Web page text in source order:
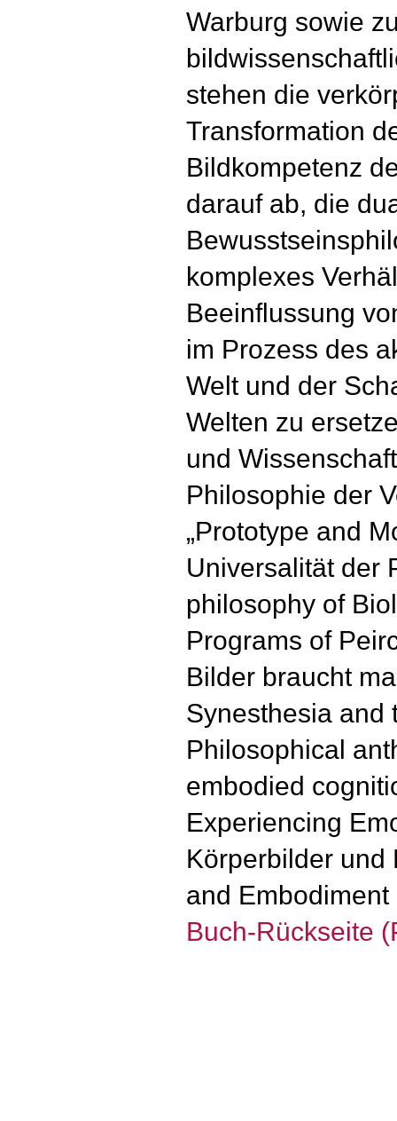
Warburg sowie
stehen die
Transformation
Bildkompetenz
darauf ab, die
komplexes
Beeinflussung
im Prozess des
Welt und der
Welten zu
und
Philosophie der
„Prototype and
Universalität der
philosophy of
Programs of
Bilder braucht
Synesthesia and
Philosophical
embodied
Experiencing
Körperbilder und
and
Buch-Rückseite